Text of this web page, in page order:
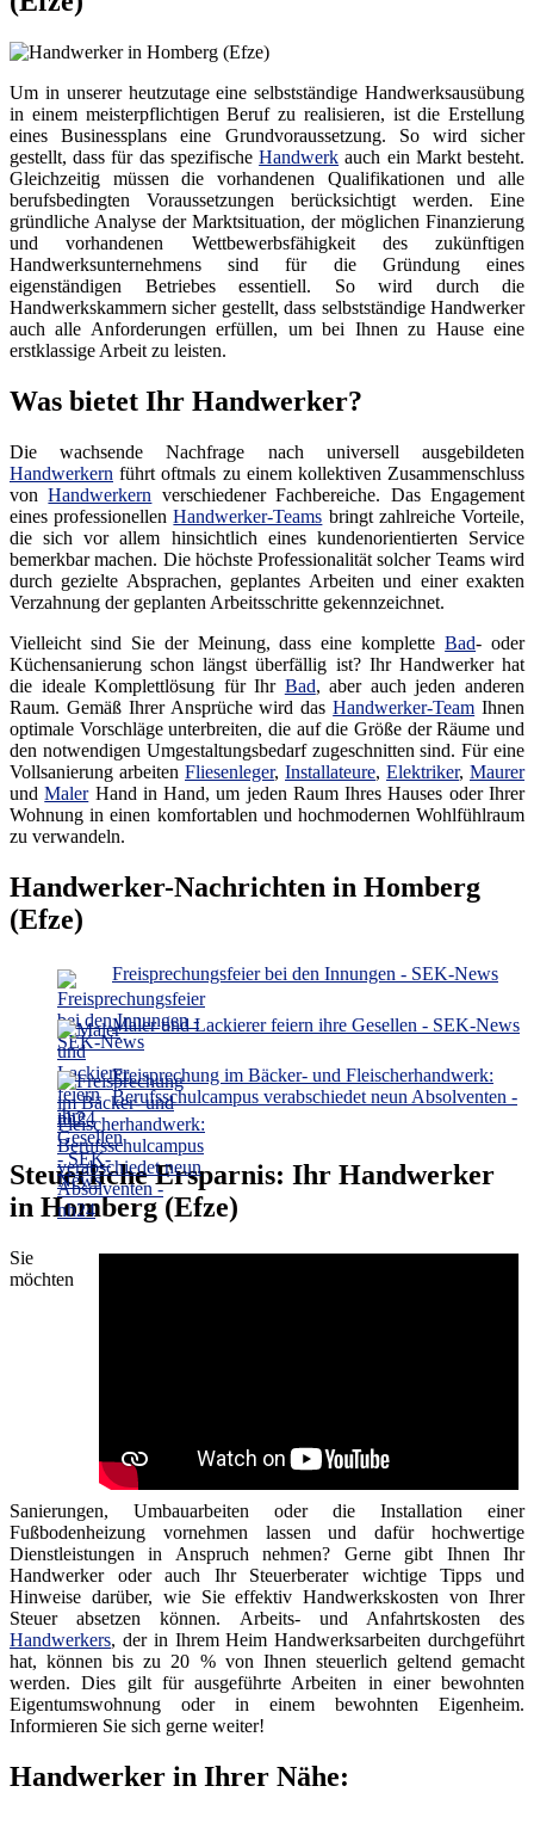
Um in unserer heutzutage eine selbstständige Handwerksausübung
in einem meisterpflichtigen Beruf zu realisieren, ist die Erstellung
eines Businessplans eine Grundvoraussetzung. So wird sicher
gestellt, dass für das spezifischeHandwerk auch ein Markt besteht.
Gleichzeitig müssen die vorhandenen Qualifikationen und alle
berufsbedingten Voraussetzungen berücksichtigt werden. Eine
gründliche Analyse der Marktsituation, der möglichen Finanzierung
und vorhandenen Wettbewerbsfähigkeit des zukünftigen
Handwerksunternehmens sind für die Gründung eines
eigenständigen Betriebes essentiell. So wird durch die
Handwerkskammern sicher gestellt, dass selbstständige Handwerker
auch alle Anforderungen erfüllen, um bei Ihnen zu Hause eine
erstklassige Arbeit zu leisten.
Was bietet Ihr Handwerker?
Die wachsende Nachfrage nach universell ausgebildeten
Handwerkern führt oftmals zu einem kollektiven Zusammenschluss
vonHandwerkern verschiedener Fachbereiche. Das Engagement
eines professionellenHandwerker-Teams bringt zahlreiche Vorteile,
die sich vor allem hinsichtlich eines kundenorientierten Service
bemerkbar machen. Die höchste Professionalität solcher Teams wird
durch gezielte Absprachen, geplantes Arbeiten und einer exakten
Verzahnung der geplanten Arbeitsschritte gekennzeichnet.
Vielleicht sind Sie der Meinung, dass eine kompletteBad- oder
Küchensanierung schon längst überfällig ist? Ihr Handwerker hat
die ideale Komplettlösung für Ihr Bad, aber auch jeden anderen
Raum. Gemäß Ihrer Ansprüche wird dasHandwerker-Team Ihnen
optimale Vorschläge unterbreiten, die auf die Größe der Räume und
den notwendigen Umgestaltungsbedarf zugeschnitten sind. Für eine
Vollsanierung arbeiten Fliesenleger, Installateure, Elektriker, Maurer
undMalerHand in Hand, um jeden Raum Ihres Hauses oder Ihrer
Wohnung in einen komfortablen und hochmodernen Wohlfühlraum
zu verwandeln.
Handwerker-Nachrichten in Homberg
(Efze)
Freisprechungsfeier bei den Innungen - SEK-News
Maler und Lackierer feiern ihre Gesellen - SEK-News
Freisprechung im Bäcker- und Fleischerhandwerk:
Berufsschulcampus verabschiedet neun Absolventen -
nh24
Steuerliche Ersparnis: Ihr Handwerker
in Homberg (Efze)
Sie
möchten
Sanierungen, Umbauarbeiten oder die Installation einer
Fußbodenheizung vornehmen lassen und dafür hochwertige
Dienstleistungen in Anspruch nehmen? Gerne gibt Ihnen Ihr
Handwerker oder auch Ihr Steuerberater wichtige Tipps und
Hinweise darüber, wie Sie effektiv Handwerkskosten von Ihrer
Steuer absetzen können. Arbeits- und Anfahrtskosten des
Handwerkers, der in Ihrem Heim Handwerksarbeiten durchgeführt
hat, können bis zu 20 % von Ihnen steuerlich geltend gemacht
werden. Dies gilt für ausgeführte Arbeiten in einer bewohnten
Eigentumswohnung oder in einem bewohnten Eigenheim.
Informieren Sie sich gerne weiter!
Handwerker in Ihrer Nähe: